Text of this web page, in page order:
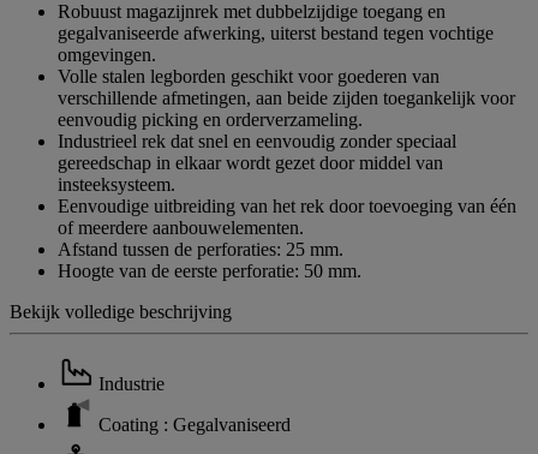
Robuust magazijnrek met dubbelzijdige toegang en
gegalvaniseerde afwerking, uiterst bestand tegen vochtige
omgevingen.
Volle stalen legborden geschikt voor goederen van
verschillende afmetingen, aan beide zijden toegankelijk voor
eenvoudig picking en orderverzameling.
Industrieel rek dat snel en eenvoudig zonder speciaal
gereedschap in elkaar wordt gezet door middel van
insteeksysteem.
Eenvoudige uitbreiding van het rek door toevoeging van één
of meerdere aanbouwelementen.
Afstand tussen de perforaties: 25 mm.
Hoogte van de eerste perforatie: 50 mm.
Bekijk volledige beschrijving
Industrie
Coating : Gegalvaniseerd